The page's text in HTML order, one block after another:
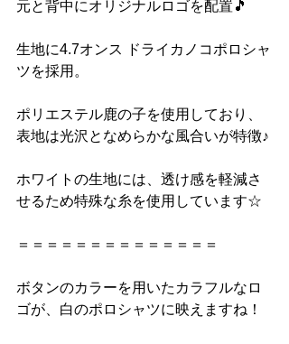
元と背中にオリジナルロゴを配置🎵
生地に4.7オンス ドライカノコポロシャ
ツを採用。
ポリエステル鹿の子を使用しており、
表地は光沢となめらかな風合いが特徴♪
ホワイトの生地には、透け感を軽減さ
せるため特殊な糸を使用しています☆
＝＝＝＝＝＝＝＝＝＝＝＝＝＝
ボタンのカラーを用いたカラフルなロ
ゴが、白のポロシャツに映えますね！